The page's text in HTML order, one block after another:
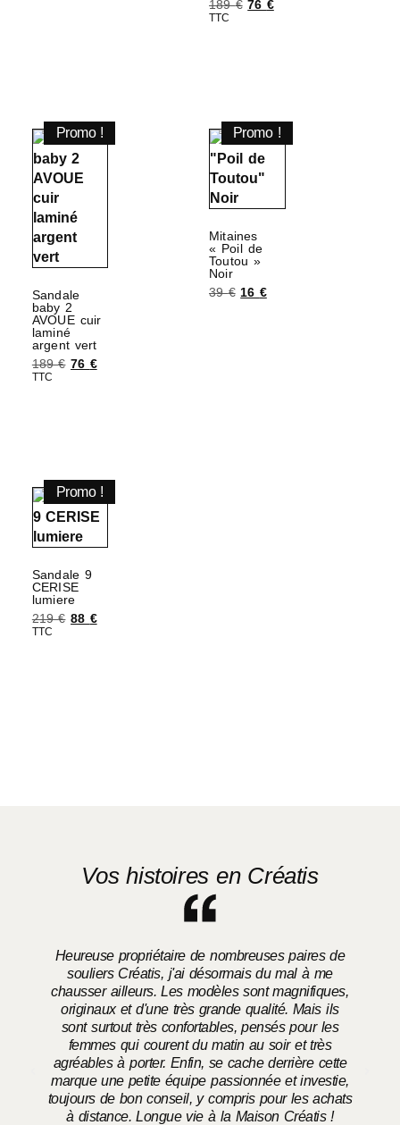
189€ 76 €
TTC
Promo !
Sandale
baby 2
AVOUE cuir
laminé
argent vert
189€ 76 €
TTC
Promo !
Mitaines
« Poil de
Toutou »
Noir
39€ 16 €
Promo !
Sandale 9
CERISE
lumiere
219€ 88 €
TTC
Vos histoires en Créatis
Heureuse propriétaire de nombreuses paires de
souliers Créatis, j'ai désormais du mal à me
chausser ailleurs. Les modèles sont magnifiques,
originaux et d'une très grande qualité. Mais ils
sont surtout très confortables, pensés pour les
femmes qui courent du matin au soir et très
agréables à porter. Enfin, se cache derrière cette
marque une petite équipe passionnée et investie,
toujours de bon conseil, y compris pour les achats
à distance. Longue vie à la Maison Créatis !